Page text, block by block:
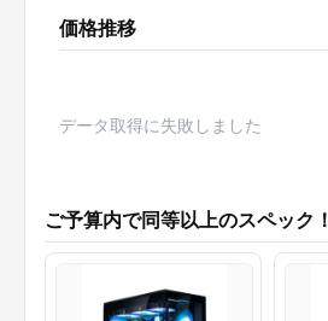
価格推移
データ取得に失敗しました
ご予算内で同等以上のスペック！